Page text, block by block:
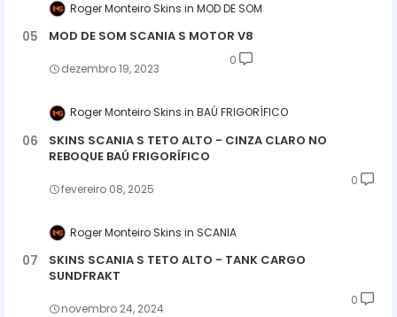
Roger Monteiro Skins MOD DE SOM
MOD DE SOM SCANIA S MOTOR V8
dezembro 19, 2023
0
Roger Monteiro Skins BAÚ FRIGORÍFICO
SKINS SCANIA S TETO ALTO - CINZA CLARO NO
REBOQUE BAÚ FRIGORÍFICO
fevereiro 08, 2025
0
Roger Monteiro Skins SCANIA
SKINS SCANIA S TETO ALTO - TANK CARGO
SUNDFRAKT
novembro 24, 2024
0